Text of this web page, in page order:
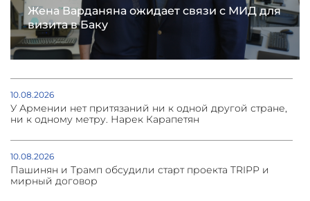
Жена Варданяна ожидает связи с МИД для
визита в Баку
10.08.2026
У Армении нет притязаний ни к одной другой стране,
ни к одному метру. Нарек Карапетян
10.08.2026
Пашинян и Трамп обсудили старт проекта TRIPP и
мирный договор